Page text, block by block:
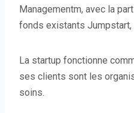
Managementm, avec la
fonds existants Jumpstart,
La startup fonctionne
ses clients sont les
soins.